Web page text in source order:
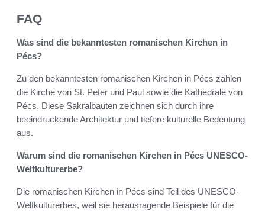
FAQ
Was sind die bekanntesten romanischen Kirchen in
Pécs?
Zu den bekanntesten romanischen Kirchen in Pécs zählen
die Kirche von St. Peter und Paul sowie die Kathedrale von
Pécs. Diese Sakralbauten zeichnen sich durch ihre
beeindruckende Architektur und tiefere kulturelle Bedeutung
aus.
Warum sind die romanischen Kirchen in Pécs UNESCO-
Weltkulturerbe?
Die romanischen Kirchen in Pécs sind Teil des UNESCO-
Weltkulturerbes, weil sie herausragende Beispiele für die